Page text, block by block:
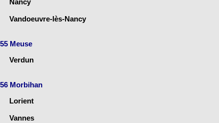
Nancy
Vandoeuvre-lès-Nancy
55 Meuse
Verdun
56 Morbihan
Lorient
Vannes